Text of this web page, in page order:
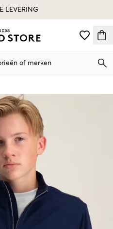
LEVERING
of merken